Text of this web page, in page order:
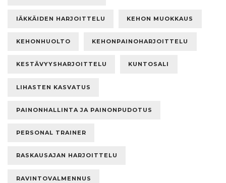
IÄKKÄIDEN HARJOITTELU KEHON MUOKKAUS
KEHONHUOLTO KEHONPAINOHARJOITTELU
KESTÄVYYSHARJOITTELU KUNTOSALI
LIHASTEN KASVATUS
PAINONHALLINTA JA PAINONPUDOTUS
PERSONAL TRAINER
RASKAUSAJAN HARJOITTELU
RAVINTOVALMENNUS